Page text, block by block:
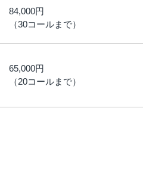
84,000円
（30コールまで）
65,000円
（20コールまで）